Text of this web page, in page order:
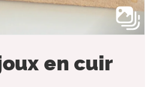
en cuir